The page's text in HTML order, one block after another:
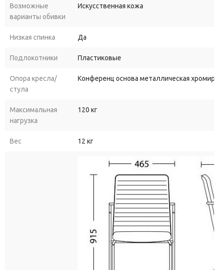
Возможные
варианты обивки
Искусственная кожа
Низкая спинка Да
Подлокотники Пластиковые
Опора кресла/
стула
Конференц основа металлическая
Максимальная
нагрузка
120 кг
Вес 12 кг